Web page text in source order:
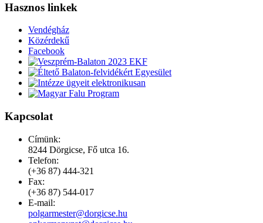
Hasznos linkek
Vendégház
Közérdekű
Facebook
Kapcsolat
Címünk:
8244 Dörgicse, Fő utca 16.
Telefon:
(+36 87) 444-321
Fax:
(+36 87) 544-017
E-mail: